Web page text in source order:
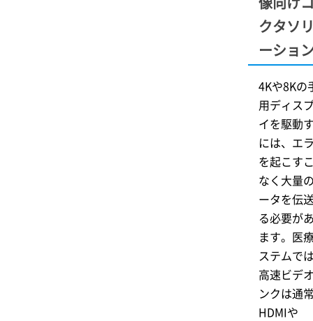
クタソ
ーショ
4Kや8Kの
用ディス
イを駆動
には、エ
を起こす
なく大量
ータを伝
る必要が
ます。医
ステムで
高速ビデ
ンクは通
HDMIや